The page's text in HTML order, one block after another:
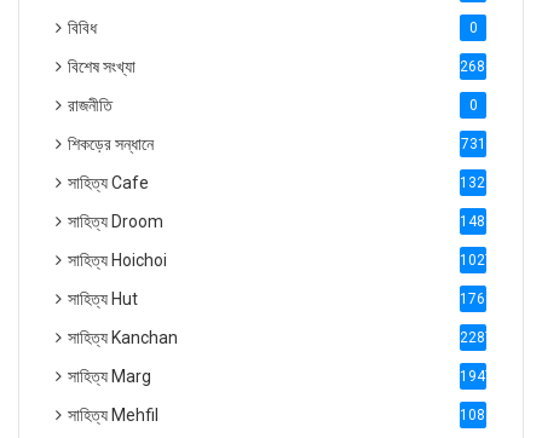
বিবিধ 0
বিশেষ সংখ্যা 2686
রাজনীতি 0
শিকড়ের সন্ধানে 731
সাহিত্য Cafe 1321
সাহিত্য Droom 1488
সাহিত্য Hoichoi 1027
সাহিত্য Hut 1769
সাহিত্য Kanchan 2287
সাহিত্য Marg 1947
সাহিত্য Mehfil 1088